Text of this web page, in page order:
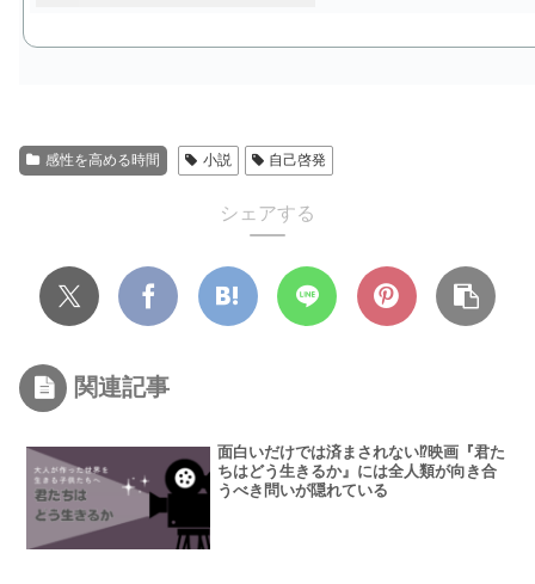
感性を高める時間 小説 自己啓発
シェアする
関連記事
面白いだけでは済まされない⁉映画『君た
ちはどう生きるか』には全人類が向き合
うべき問いが隠れている